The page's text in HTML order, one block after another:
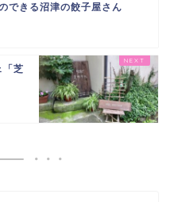
できる沼津の餃子屋さん
「芝